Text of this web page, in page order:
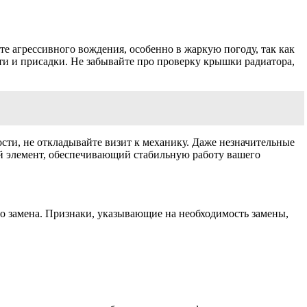
агрессивного вождения, особенно в жаркую погоду, так как
и присадки. Не забывайте про проверку крышки радиатора,
не откладывайте визит к механику. Даже незначительные
элемент, обеспечивающий стабильную работу вашего
замена. Признаки, указывающие на необходимость замены,